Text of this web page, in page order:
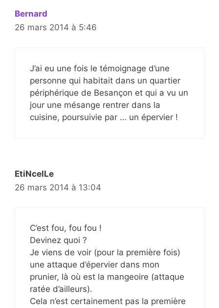
Bernard
26 mars 2014 à 5:46
J’ai eu une fois le témoignage d’une
personne qui habitait dans un quartier
périphérique de Besançon et qui a vu un
jour une mésange rentrer dans la
cuisine, poursuivie par … un épervier !
EtiNcelLe
26 mars 2014 à 13:04
C’est fou, fou fou !
Devinez quoi ?
Je viens de voir (pour la première fois)
une attaque d’épervier dans mon
prunier, là où est la mangeoire (attaque
ratée d’ailleurs).
Cela n’est certainement pas la première